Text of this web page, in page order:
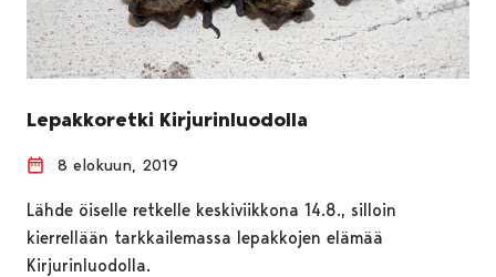
Lepakkoretki Kirjurinluodolla
8 elokuun, 2019
Lähde öiselle retkelle keskiviikkona 14.8., silloin
kierrellään tarkkailemassa lepakkojen elämää
Kirjurinluodolla.